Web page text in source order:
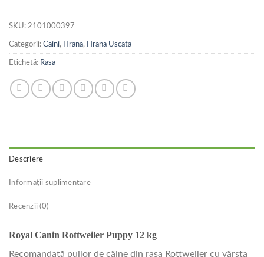
SKU: 2101000397
Categorii: Caini, Hrana, Hrana Uscata
Etichetă: Rasa
Descriere
Informații suplimentare
Recenzii (0)
Royal Canin Rottweiler Puppy 12 kg
Recomandată puilor de câine din rasa Rottweiler cu vârsta